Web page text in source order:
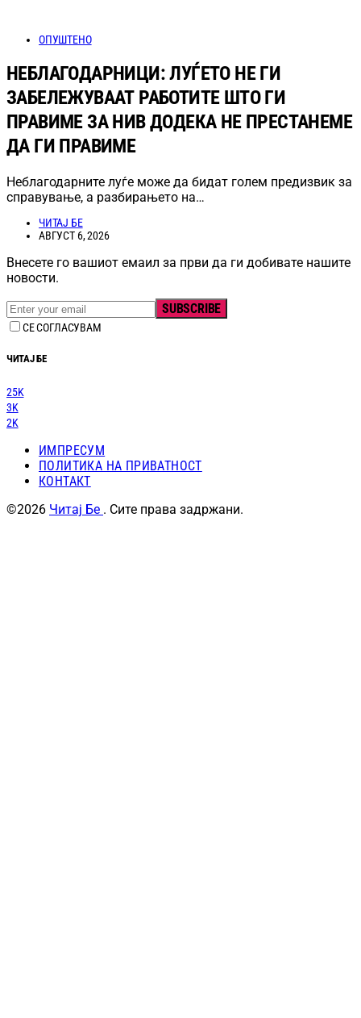
ОПУШТЕНО
НЕБЛАГОДАРНИЦИ: ЛУЃЕТО НЕ ГИ
ЗАБЕЛЕЖУВААТ РАБОТИТЕ ШТО ГИ
ПРАВИМЕ ЗА НИВ ДОДЕКА НЕ ПРЕСТАНЕМЕ
ДА ГИ ПРАВИМЕ
Неблагодарните луѓе може да бидат голем предизвик за
справување, а разбирањето на…
ЧИТАЈ БЕ
АВГУСТ 6, 2026
Внесете го вашиот емаил за први да ги добивате нашите
новости.
SUBSCRIBE
СЕ СОГЛАСУВАМ
ЧИТАЈ БЕ
25K
3K
2K
ИМПРЕСУМ
ПОЛИТИКА НА ПРИВАТНОСТ
КОНТАКТ
©2026 Читај Бе . Сите права задржани.